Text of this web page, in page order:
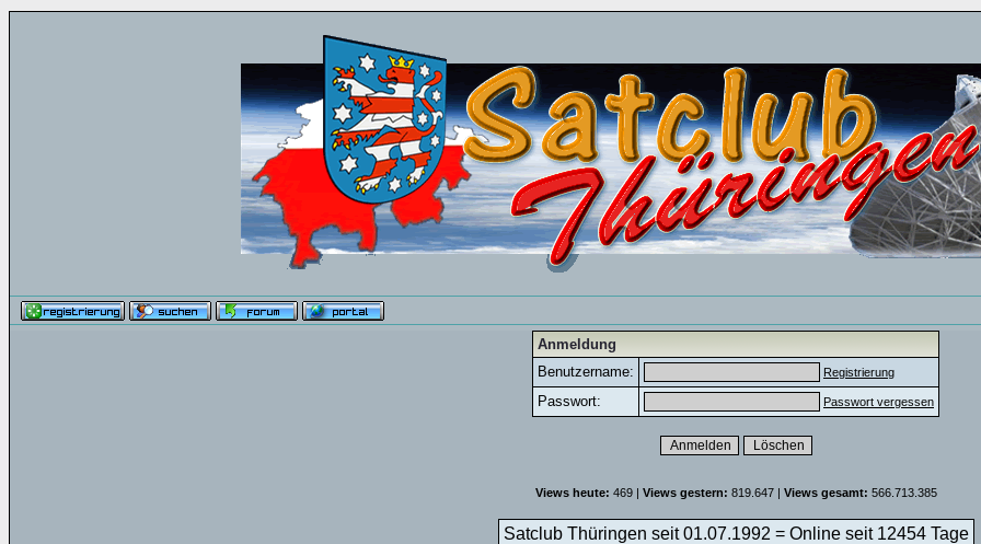
Anmeldung
Benutzername:
Registrierung
Passwort: Passwort vergessen
Views heute: 469 | Views gestern: 819.647 | Views gesamt: 566.713.385
Satclub Thüringen seit 01.07.1992 = Online seit 12454 Tage